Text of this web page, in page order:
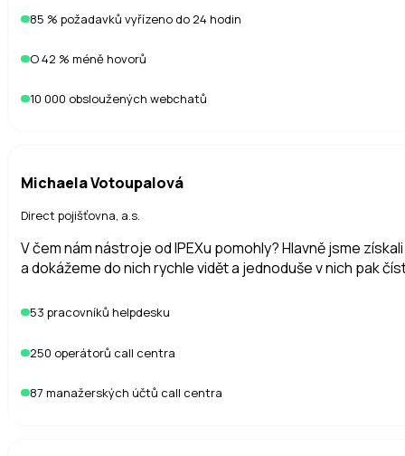
85 % požadavků vyřízeno do 24 hodin
O 42 % méně hovorů
10 000 obsloužených webchatů
Michaela Votoupalová
Direct pojišťovna, a.s.
V čem nám nástroje od IPEXu pomohly? Hlavně jsme
a dokážeme do nich rychle vidět a jednoduše v nich pak
53 pracovníků helpdesku
250 operátorů call centra
87 manažerských účtů call centra